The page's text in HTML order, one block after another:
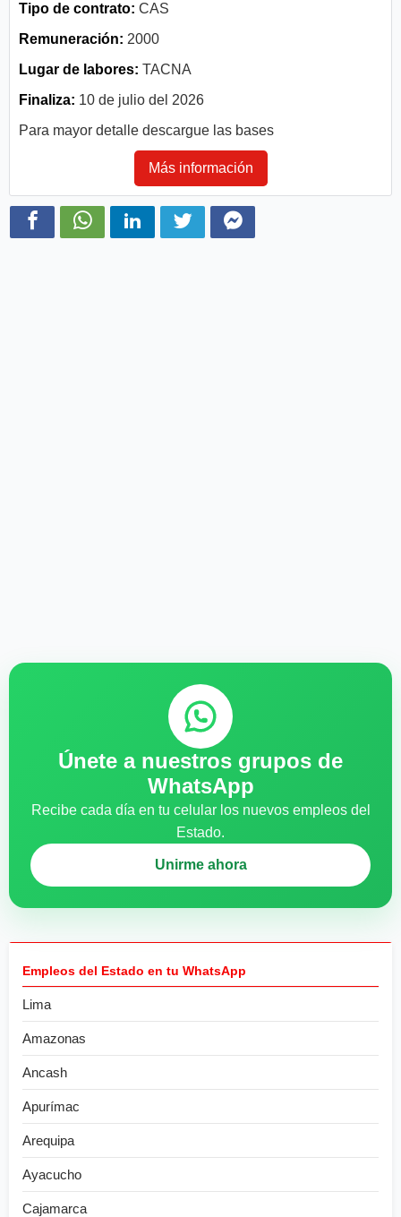
Tipo de contrato: CAS
Remuneración: 2000
Lugar de labores: TACNA
Finaliza: 10 de julio del 2026
Para mayor detalle descargue las bases
Más información
Únete a nuestros grupos de
WhatsApp
Recibe cada día en tu celular los nuevos empleos del
Estado.
Unirme ahora
Empleos del Estado en tu WhatsApp
Lima
Amazonas
Ancash
Apurímac
Arequipa
Ayacucho
Cajamarca